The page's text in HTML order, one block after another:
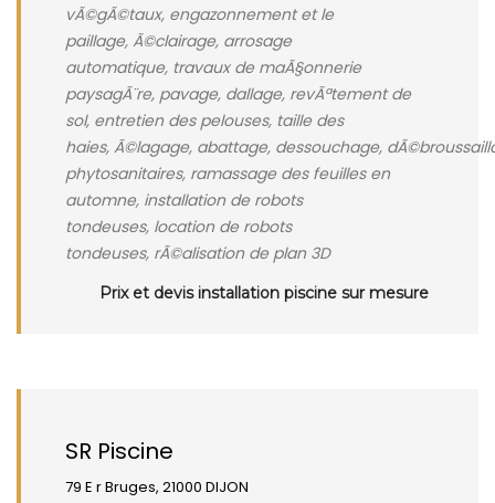
vÃ©gÃ©taux, engazonnement et le
paillage, Ã©clairage, arrosage
automatique, travaux de maÃ§onnerie
paysagÃ¨re, pavage, dallage, revÃªtement de
sol, entretien des pelouses, taille des
haies, Ã©lagage, abattage, dessouchage,
phytosanitaires, ramassage des feuilles en
automne, installation de robots
tondeuses, location de robots
tondeuses, rÃ©alisation de plan 3D
Prix et devis installation piscine sur mesure
SR Piscine
79 E r Bruges, 21000 DIJON